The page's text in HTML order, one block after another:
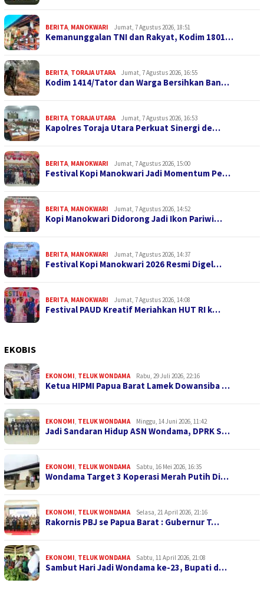
BERITA MANOKWARI Jumat, 7 Agustus 2026, 18:51
Kemanunggalan TNI dan Rakyat, Kodim 1801…
BERITA TORAJA UTARA Jumat, 7 Agustus 2026, 16:55
Kodim 1414/Tator dan Warga Bersihkan Ban…
BERITA TORAJA UTARA Jumat, 7 Agustus 2026, 16:53
Kapolres Toraja Utara Perkuat Sinergi de…
BERITA MANOKWARI Jumat, 7 Agustus 2026, 15:00
Festival Kopi Manokwari Jadi Momentum Pe…
BERITA MANOKWARI Jumat, 7 Agustus 2026, 14:52
Kopi Manokwari Didorong Jadi Ikon Pariwi…
BERITA MANOKWARI Jumat, 7 Agustus 2026, 14:37
Festival Kopi Manokwari 2026 Resmi Digel…
BERITA MANOKWARI Jumat, 7 Agustus 2026, 14:08
Festival PAUD Kreatif Meriahkan HUT RI k…
EKOBIS
EKONOMI TELUK WONDAMA Rabu, 29 Juli 2026, 22:16
Ketua HIPMI Papua Barat Lamek Dowansiba …
EKONOMI TELUK WONDAMA Minggu, 14 Juni 2026, 11:42
Jadi Sandaran Hidup ASN Wondama, DPRK S…
EKONOMI TELUK WONDAMA Sabtu, 16 Mei 2026, 16:35
Wondama Target 3 Koperasi Merah Putih Di…
EKONOMI TELUK WONDAMA Selasa, 21 April 2026, 21:16
Rakornis PBJ se Papua Barat : Gubernur T…
EKONOMI TELUK WONDAMA Sabtu, 11 April 2026, 21:08
Sambut Hari Jadi Wondama ke-23, Bupati d…